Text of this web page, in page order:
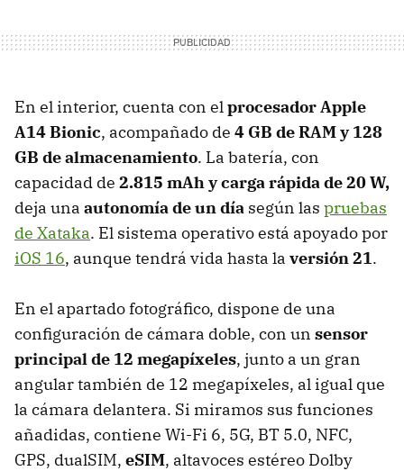
En el interior, cuenta con elprocesador Apple
A14 Bionic, acompañado de 4 GB de RAM y 128
GB de almacenamiento. La batería, con
capacidad de 2.815 mAh y carga rápida de 20 W,
deja una autonomía de un día según las pruebas
de Xataka. El sistema operativo está apoyado por
iOS 16, aunque tendrá vida hasta la versión 21.
En el apartado fotográfico, dispone de una
configuración de cámara doble, con un sensor
principal de 12 megapíxeles, junto a un gran
angular también de 12 megapíxeles, al igual que
la cámara delantera. Si miramos sus funciones
añadidas, contiene Wi-Fi 6, 5G, BT 5.0, NFC,
GPS, dualSIM, eSIM, altavoces estéreo Dolby